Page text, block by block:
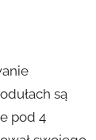
są
pod 4